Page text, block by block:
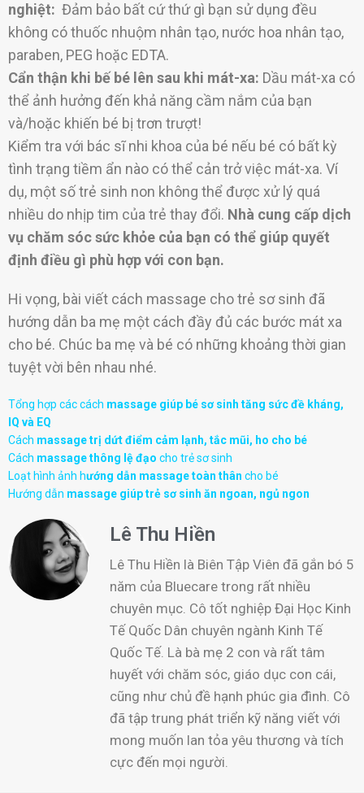
nghiệt: Đảm bảo bất cứ thứ gì bạn sử dụng đều
không có thuốc nhuộm nhân tạo, nước hoa nhân tạo,
paraben, PEG hoặc EDTA.
Cẩn thận khi bế bé lên sau khi mát-xa: Dầu mát-xa có
thể ảnh hưởng đến khả năng cầm nắm của bạn
và/hoặc khiến bé bị trơn trượt!
Kiểm tra với bác sĩ nhi khoa của bé nếu bé có bất kỳ
tình trạng tiềm ẩn nào có thể cản trở việc mát-xa. Ví
dụ, một số trẻ sinh non không thể được xử lý quá
nhiều do nhịp tim của trẻ thay đổi. Nhà cung cấp dịch
vụ chăm sóc sức khỏe của bạn có thể giúp quyết
định điều gì phù hợp với con bạn.
Hi vọng, bài viết cách massage cho trẻ sơ sinh đã
hướng dẫn ba mẹ một cách đầy đủ các bước mát xa
cho bé. Chúc ba mẹ và bé có những khoảng thời gian
tuyệt vời bên nhau nhé.
Tổng hợp các cách massage giúp bé sơ sinh tăng sức đề kháng,
IQ và EQ
Cách massage trị dứt điểm cảm lạnh, tắc mũi, ho cho bé
Cách massage thông lệ đạo cho trẻ sơ sinh
Loạt hình ảnh hướng dẫn massage toàn thân cho bé
Hướng dẫn massage giúp trẻ sơ sinh ăn ngoan, ngủ ngon
Lê Thu Hiền
Lê Thu Hiền là Biên Tập Viên đã gắn bó 5
năm của Bluecare trong rất nhiều
chuyên mục. Cô tốt nghiệp Đại Học Kinh
Tế Quốc Dân chuyên ngành Kinh Tế
Quốc Tế. Là bà mẹ 2 con và rất tâm
huyết với chăm sóc, giáo dục con cái,
cũng như chủ đề hạnh phúc gia đình. Cô
đã tập trung phát triển kỹ năng viết với
mong muốn lan tỏa yêu thương và tích
cực đến mọi người.